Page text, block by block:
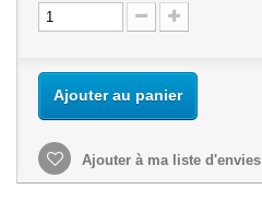
Ajouter au panier
Ajouter à ma liste d'envies